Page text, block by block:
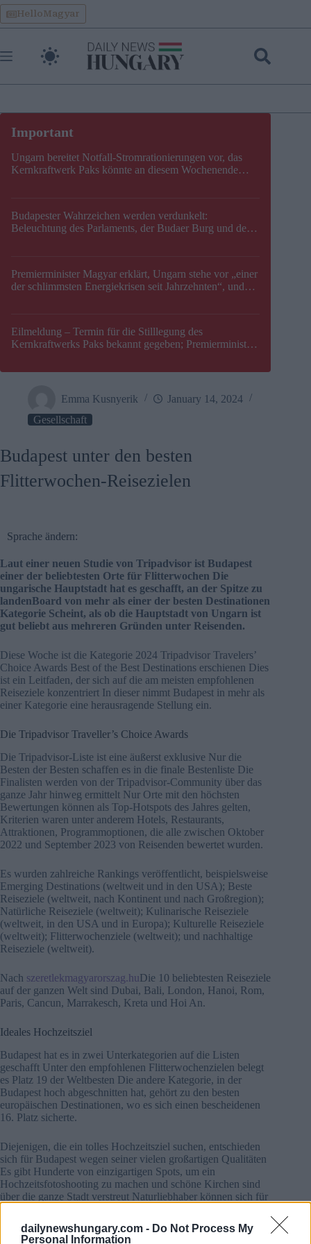
dailynewshungary.com - Do Not Process My
Personal Information
Skip
to
content
HelloMagyar
Ungarn bereitet Notfall-Stromrationierungen vor, das
Kernkraftwerk Paks könnte an diesem Wochenende
Budapester Wahrzeichen werden verdunkelt:
Beleuchtung des Parlaments, der Budaer Burg und der
Premierminister Magyar erklärt, Ungarn stehe vor „einer
der schlimmsten Energiekrisen seit Jahrzehnten“, und
Eilmeldung – Termin für die Stilllegung des
Kernkraftwerks Paks bekannt gegeben; Premierminister
Emma Kusnyerik
January 14, 2024
Gesellschaft
Budapest unter den besten
Flitterwochen-Reisezielen
Sprache ändern:
Laut einer neuen Studie von Tripadvisor ist Budapest
einer der beliebtesten Orte für Flitterwochen Die
ungarische Hauptstadt hat es geschafft, an der Spitze zu
landenBoard von mehr als einer der besten Destinationen
Kategorie Scheint, als ob die Hauptstadt von Ungarn ist
gut beliebt aus mehreren Gründen unter Reisenden.
Diese Woche ist die Kategorie 2024 Tripadvisor Travelers’
Choice Awards Best of the Best Destinations erschienen Dies
ist ein Leitfaden, der sich auf die am meisten empfohlenen
Reiseziele konzentriert In dieser nimmt Budapest in mehr als
einer Kategorie eine herausragende Stellung ein.
Die Tripadvisor Traveller’s Choice Awards
Die Tripadvisor-Liste ist eine äußerst exklusive Nur die
Besten der Besten schaffen es in die finale Bestenliste Die
Finalisten werden von der Tripadvisor-Community über das
ganze Jahr hinweg ermittelt Nur Orte mit den höchsten
Bewertungen können als Top-Hotspots des Jahres gelten,
Kriterien waren unter anderem Hotels, Restaurants,
Attraktionen, Programmoptionen, die alle zwischen Oktober
2022 und September 2023 von Reisenden bewertet wurden.
Es wurden zahlreiche Rankings veröffentlicht, beispielsweise
Emerging Destinations (weltweit und in den USA); Beste
Reiseziele (weltweit, nach Kontinent und nach Großregion);
Natürliche Reiseziele (weltweit); Kulinarische Reiseziele
(weltweit, in den USA und in Europa); Kulturelle Reiseziele
(weltweit); Flitterwochenziele (weltweit); und nachhaltige
Reiseziele (weltweit).
Nach szeretlekmagyarorszag.huDie 10 beliebtesten Reiseziele
auf der ganzen Welt sind Dubai, Bali, London, Hanoi, Rom,
Paris, Cancun, Marrakesch, Kreta und Hoi An.
Ideales Hochzeitsziel
Budapest hat es in zwei Unterkategorien auf die Listen
geschafft Unter den empfohlenen Flitterwochenzielen belegt
es Platz 19 der Weltbesten Die andere Kategorie, in der
Budapest hoch abgeschnitten hat, gehört zu den besten
europäischen Destinationen, wo es sich einen bescheidenen
16. Platz sicherte.
Diejenigen, die ein tolles Hochzeitsziel suchen, entschieden
sich für Budapest wegen seiner vielen großartigen Qualitäten
Es gibt Hunderte von einzigartigen Spots, um ein
Hochzeitsfotoshooting zu machen und schöne Kirchen sind
über die ganze Stadt verstreut Naturliebhaber können sich für
Island entscheiden Wer einen großen Einstieg in sein
Eheleben sucht, kann sich dafür entscheiden, in der